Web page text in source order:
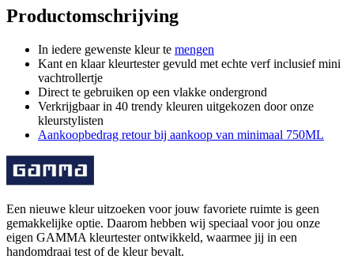
Productomschrijving
In iedere gewenste kleur te mengen
Kant en klaar kleurtester gevuld met echte verf inclusief mini
vachtrollertje
Direct te gebruiken op een vlakke ondergrond
Verkrijgbaar in 40 trendy kleuren uitgekozen door onze
kleurstylisten
Aankoopbedrag retour bij aankoop van minimaal 750ML
Een nieuwe kleur uitzoeken voor jouw favoriete ruimte is geen
gemakkelijke optie. Daarom hebben wij speciaal voor jou onze
eigen GAMMA kleurtester ontwikkeld, waarmee jij in een
handomdraai test of de kleur bevalt.